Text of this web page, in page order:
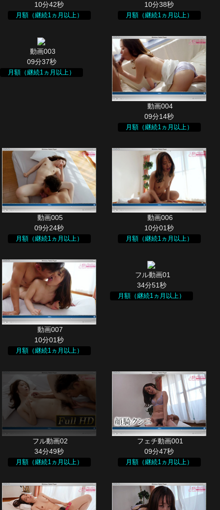
10分42秒
月額（継続1ヵ月以上）
10分38秒
月額（継続1ヵ月以上）
09分37秒
月額（継続1ヵ月以上）
09分14秒
月額（継続1ヵ月以上）
09分24秒
月額（継続1ヵ月以上）
10分01秒
月額（継続1ヵ月以上）
10分01秒
月額（継続1ヵ月以上）
34分51秒
月額（継続1ヵ月以上）
34分49秒
月額（継続1ヵ月以上）
09分47秒
月額（継続1ヵ月以上）